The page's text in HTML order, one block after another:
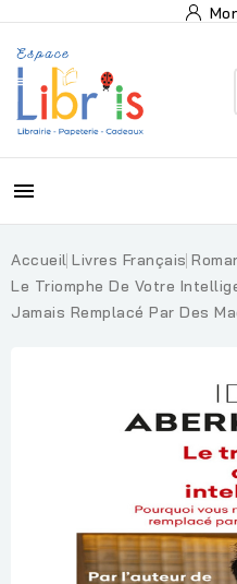

Accueil Livres Français
Le Triomphe De Votre
Jamais Remplacé Par Des